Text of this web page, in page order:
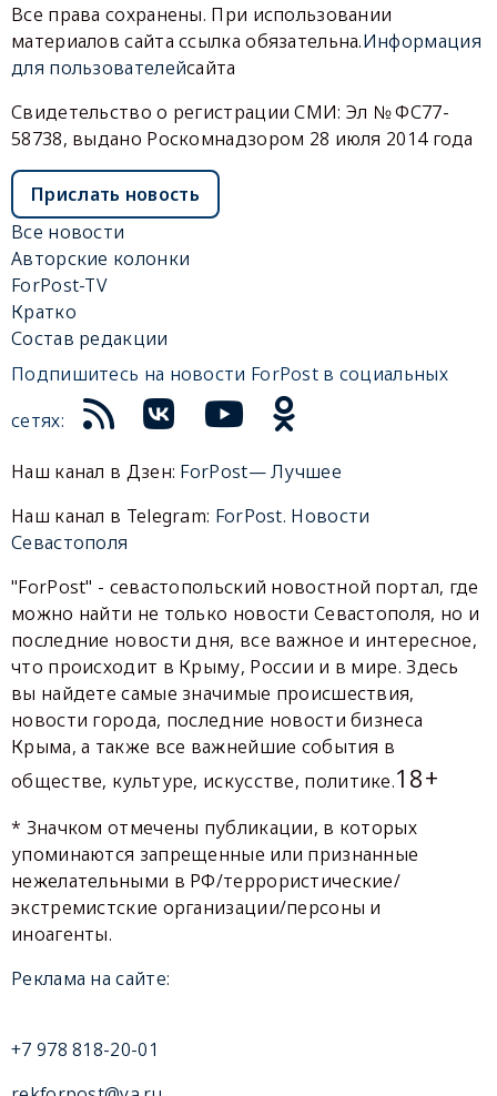
Все права сохранены. При использовании
материалов сайта ссылка обязательна.Информация
для пользователейсайта
Свидетельство о регистрации СМИ: Эл № ФС77-
58738, выдано Роскомнадзором 28 июля 2014 года
Прислать новость
Все новости
Авторские колонки
ForPost-TV
Кратко
Состав редакции
Подпишитесь на новости ForPost в социальных
сетях:
Наш канал в Дзен: ForPost— Лучшее
Наш канал в Telegram: ForPost. Новости
Севастополя
"ForPost" - севастопольский новостной портал, где
можно найти не только новости Севастополя, но и
последние новости дня, все важное и интересное,
что происходит в Крыму, России и в мире. Здесь
вы найдете самые значимые происшествия,
новости города, последние новости бизнеса
Крыма, а также все важнейшие события в
обществе, культуре, искусстве, политике.18+
* Значком отмечены публикации, в которых
упоминаются запрещенные или признанные
нежелательными в РФ/террористические/
экстремистские организации/персоны и
иноагенты.
Реклама на сайте:
+7 978 818-20-01